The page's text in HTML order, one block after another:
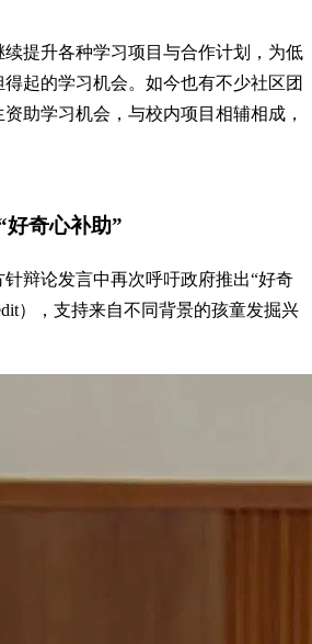
提升各种学习项目与合作计划，为低
起的学习机会。如今也有不少社区团
助学习机会，与校内项目相辅相成，
好奇心补助”
辩论发言中再次呼吁政府推出“好奇
），支持来自不同背景的孩童发掘兴